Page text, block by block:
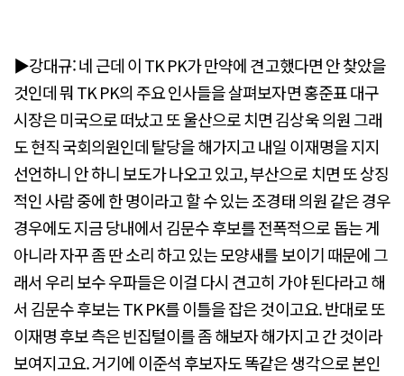
▶강대규: 네 근데 이 TK PK가 만약에 견고했다면 안 찾았을
것인데 뭐 TK PK의 주요 인사들을 살펴보자면 홍준표 대구
시장은 미국으로 떠났고 또 울산으로 치면 김상욱 의원 그래
도 현직 국회의원인데 탈당을 해가지고 내일 이재명을 지지
선언하니 안 하니 보도가 나오고 있고, 부산으로 치면 또 상징
적인 사람 중에 한 명이라고 할 수 있는 조경태 의원 같은 경우
경우에도 지금 당내에서 김문수 후보를 전폭적으로 돕는 게
아니라 자꾸 좀 딴 소리 하고 있는 모양새를 보이기 때문에 그
래서 우리 보수 우파들은 이걸 다시 견고히 가야 된다라고 해
서 김문수 후보는 TK PK를 이틀을 잡은 것이고요. 반대로 또
이재명 후보 측은 빈집털이를 좀 해보자 해가지고 간 것이라
보여지고요. 거기에 이준석 후보자도 똑같은 생각으로 본인